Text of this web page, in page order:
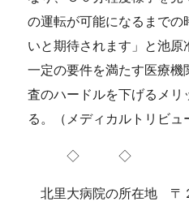
の運転が可能になるまでの
いと期待されます」と池原
一定の要件を満たす医療機
査のハードルを下げるメリ
る。（メディカルトリビュ
◇ ◇
北里大病院の所在地 〒